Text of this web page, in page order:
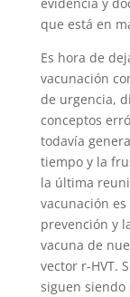
que está en
Es hora de
vacunación
de urgencia,
conceptos
todavía
tiempo y la
la última
vacunación
prevención y
vacuna de
vector r-HVT.
siguen